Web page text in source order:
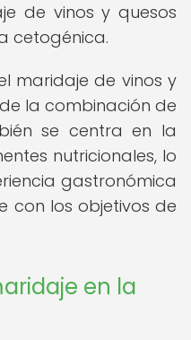
de vinos y quesos
cetogénica.
maridaje de vinos y
la combinación de
se centra en la
nutricionales, lo
gastronómica
con los objetivos de
en la